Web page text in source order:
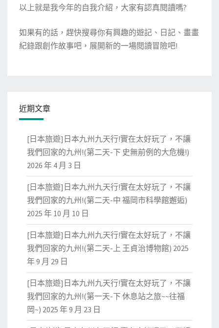
以上就是我今年的自我介紹，大家有認真閱讀嗎?
如果有的話，趕快搜尋你有興趣的遊記、日記、畫畫
紀錄跟創作故事吧，展開新的一場閱讀冒險吧!
近期文章
[日本旅遊]日本九州九天行!實在太好玩了，不讓
我們回家的九州!(第二天-下 史無前例的大危機!)
2026 年 4 月 3 日
[日本旅遊]日本九州九天行!實在太好玩了，不讓
我們回家的九州!(第二天-中 福岡市科學館邂逅)
2025 年 10 月 10 日
[日本旅遊]日本九州九天行!實在太好玩了，不讓
我們回家的九州!(第二天-上 王貞治博物館) 2025
年 9 月 29 日
[日本旅遊]日本九州九天行!實在太好玩了，不讓
我們回家的九州!(第一天-下 休息站之旅~~往福
岡~) 2025 年 9 月 23 日